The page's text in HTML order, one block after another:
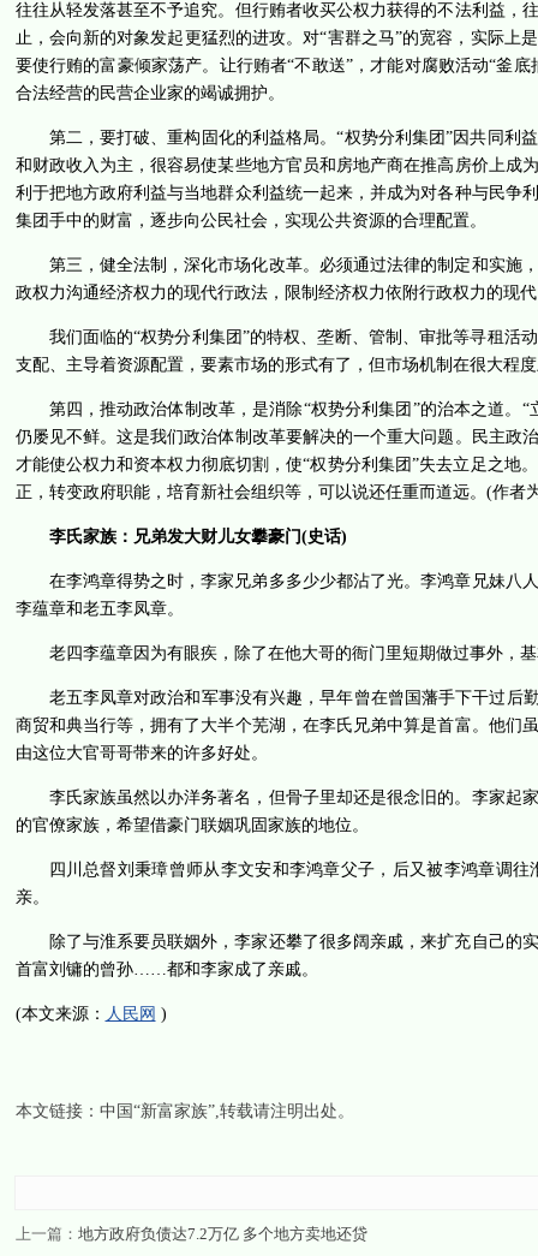
往往从轻发落甚至不予追究。但行贿者收买公权力获得的不法利益，
止，会向新的对象发起更猛烈的进攻。对“害群之马”的宽容，实际
要使行贿的富豪倾家荡产。让行贿者“不敢送”，才能对腐败活动“釜
合法经营的民营企业家的竭诚拥护。
第二，要打破、重构固化的利益格局。“权势分利集团”因共同利
和财政收入为主，很容易使某些地方官员和房地产商在推高房价上成
利于把地方政府利益与当地群众利益统一起来，并成为对各种与民争
集团手中的财富，逐步向公民社会，实现公共资源的合理配置。
第三，健全法制，深化市场化改革。必须通过法律的制定和实施
政权力沟通经济权力的现代行政法，限制经济权力依附行政权力的现
我们面临的“权势分利集团”的特权、垄断、管制、审批等寻租活
支配、主导着资源配置，要素市场的形式有了，但市场机制在很大程
第四，推动政治体制改革，是消除“权势分利集团”的治本之道。
仍屡见不鲜。这是我们政治体制改革要解决的一个重大问题。民主政
才能使公权力和资本权力彻底切割，使“权势分利集团”失去立足之
正，转变政府职能，培育新社会组织等，可以说还任重而道远。(作者
李氏家族：兄弟发大财儿女攀豪门(史话)
在李鸿章得势之时，李家兄弟多多少少都沾了光。李鸿章兄妹八
李蕴章和老五李凤章。
老四李蕴章因为有眼疾，除了在他大哥的衙门里短期做过事外，
老五李凤章对政治和军事没有兴趣，早年曾在曾国藩手下干过后
商贸和典当行等，拥有了大半个芜湖，在李氏兄弟中算是首富。他们
由这位大官哥哥带来的许多好处。
李氏家族虽然以办洋务著名，但骨子里却还是很念旧的。李家起
的官僚家族，希望借豪门联姻巩固家族的地位。
四川总督刘秉璋曾师从李文安和李鸿章父子，后又被李鸿章调
亲。
除了与淮系要员联姻外，李家还攀了很多阔亲戚，来扩充自己的
首富刘镛的曾孙……都和李家成了亲戚。
(本文来源： 人民网 )
本文链接： 中国“新富家族”,转载请注明出处。
上一篇： 地方政府负债达7.2万亿 多个地方卖地还贷